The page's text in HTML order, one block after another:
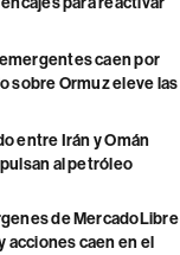
caen por
sobre Ormuz eleve las
entre Irán y Omán
al petróleo
de MercadoLibre
acciones caen en el